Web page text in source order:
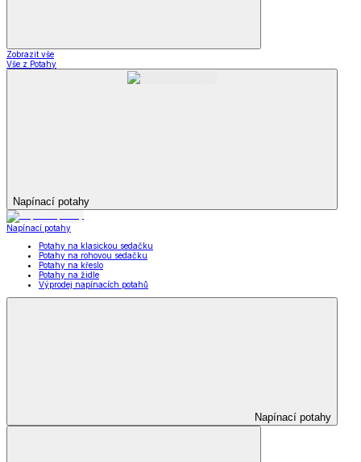
Zobrazit vše
Vše z Potahy
Napínací potahy
Napínací potahy
Potahy na klasickou sedačku
Potahy na rohovou sedačku
Potahy na křeslo
Potahy na židle
Výprodej napínacích potahů
Napínací potahy